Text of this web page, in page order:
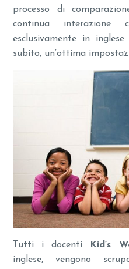
processo di
continua interazione
esclusivamente in
subito, un’ottima
Tutti i docenti Kid’s
inglese, vengono